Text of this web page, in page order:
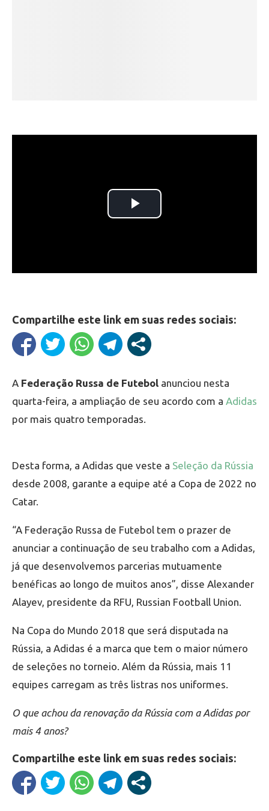
Compartilhe este link em suas redes sociais:
A Federação Russa de Futebol anunciou nesta
quarta-feira, a ampliação de seu acordo com a Adidas
por mais quatro temporadas.
Desta forma, a Adidas que veste a Seleção da Rússia
desde 2008, garante a equipe até a Copa de 2022 no
Catar.
“A Federação Russa de Futebol tem o prazer de
anunciar a continuação de seu trabalho com a Adidas,
já que desenvolvemos parcerias mutuamente
benéficas ao longo de muitos anos”, disse Alexander
Alayev, presidente da RFU, Russian Football Union.
Na Copa do Mundo 2018 que será disputada na
Rússia, a Adidas é a marca que tem o maior número
de seleções no torneio. Além da Rússia, mais 11
equipes carregam as três listras nos uniformes.
O que achou da renovação da Rússia com a Adidas por
mais 4 anos?
Compartilhe este link em suas redes sociais: